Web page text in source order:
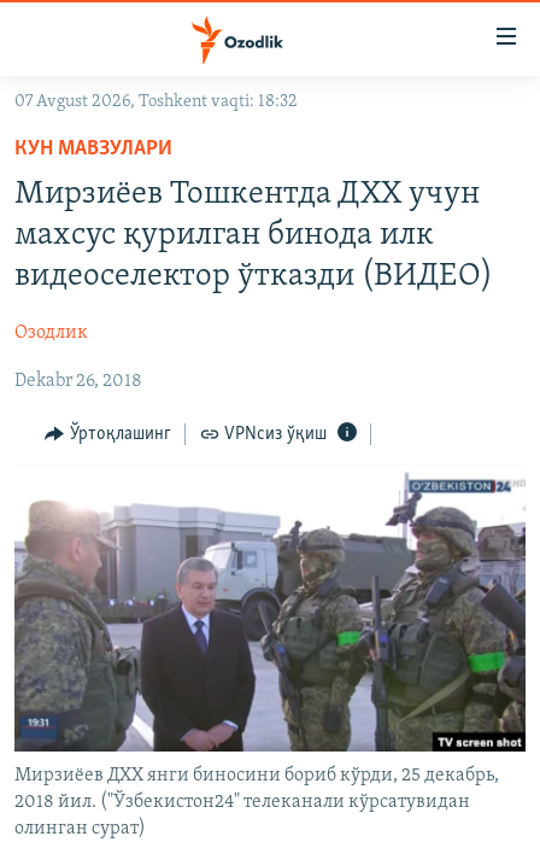
Асосий
навигацияга
ўтинг
Қидиришга
ўтинг
OZODARXIV
На русском
ИЖТИМОИЙ ТАРМОҚЛАР
Озодлик бошқа тилларда
07 Avgust 2026, Toshkent vaqti: 18:32
КУН МАВЗУЛАРИ
Мирзиёев Тошкентда ДХХ учун
махсус қурилган бинода илк
видеоселектор ўтказди (ВИДЕО)
Озодлик
Dekabr 26, 2018
Ўртоқлашинг VPNсиз ўқиш
Мирзиёев ДХХ янги биносини бориб кўрди, 25 декабрь,
2018 йил. ("Ўзбекистон24" телеканали кўрсатувидан
олинган сурат)